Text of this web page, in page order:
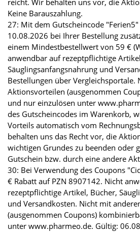
Keine Barauszahlung.
27: Mit dem Gutscheincode
10.08.2026 bei Ihrer Bestellung
einem Mindestbestellwert von 59 €
anwendbar auf rezeptpflichtige
Säuglingsanfangsnahrung und
Bestellungen über Vergleichsportale.
Aktionsvorteilen (ausgenommen
und nur einzulösen unter
des Gutscheincodes im Warenkorb,
Vorteils automatisch vom
behalten uns das Recht vor, die
wichtigen Grundes zu beenden oder
Gutschein bzw. durch eine andere
30: Bei Verwendung des Coupons
€ Rabatt auf PZN 8907142. Nicht
rezeptpflichtige Artikel, Bücher,
und Versandkosten. Nicht mit
(ausgenommen Coupons)
unter www.pharmeo.de. Gültig: